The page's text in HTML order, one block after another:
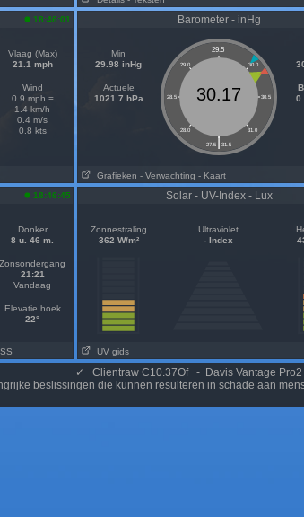
18:46:01
Vlaag (Max)
21.1 mph
Wind
0.9 mph =
1.4 km/h
0.4 m/s
0.8 kts
Barometer - inHg
Min
29.98 inHg
Actuele
1021.7 hPa
29.5
29.0 30.0
28.5 30.5
28.0 31.0
|
27.5 31.5
30.17
Grafieken - Verwachting - Kaart
18:46:45
Donker
8 u. 46 m.
Zonsondergang
21:21
Vandaag
Elevatie hoek
22°
Solar - UV-Index - Lux
Zonnestraling
362 W/m²
Ultraviolet
- Index
UV gids
✓
Clientraw C10.37Of - Davis Vantage
beslissingen die kunnen resulteren in schade aan